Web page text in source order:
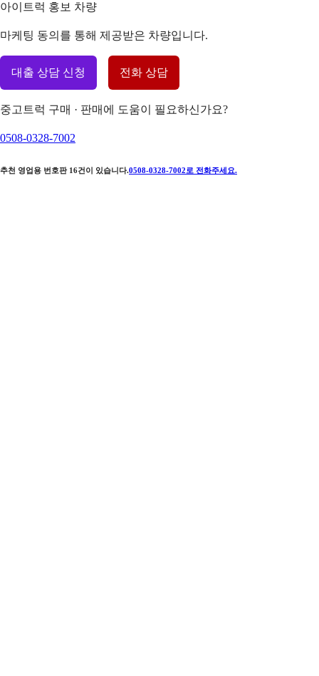
아이트럭 홍보 차량
마케팅 동의를 통해 제공받은 차량입니다.
대출 상담 신청 전화 상담
중고트럭 구매 · 판매에 도움이 필요하신가요?
0508-0328-7002
추천 영업용 번호판 16건이 있습니다.0508-0328-7002 로 전화주세요.